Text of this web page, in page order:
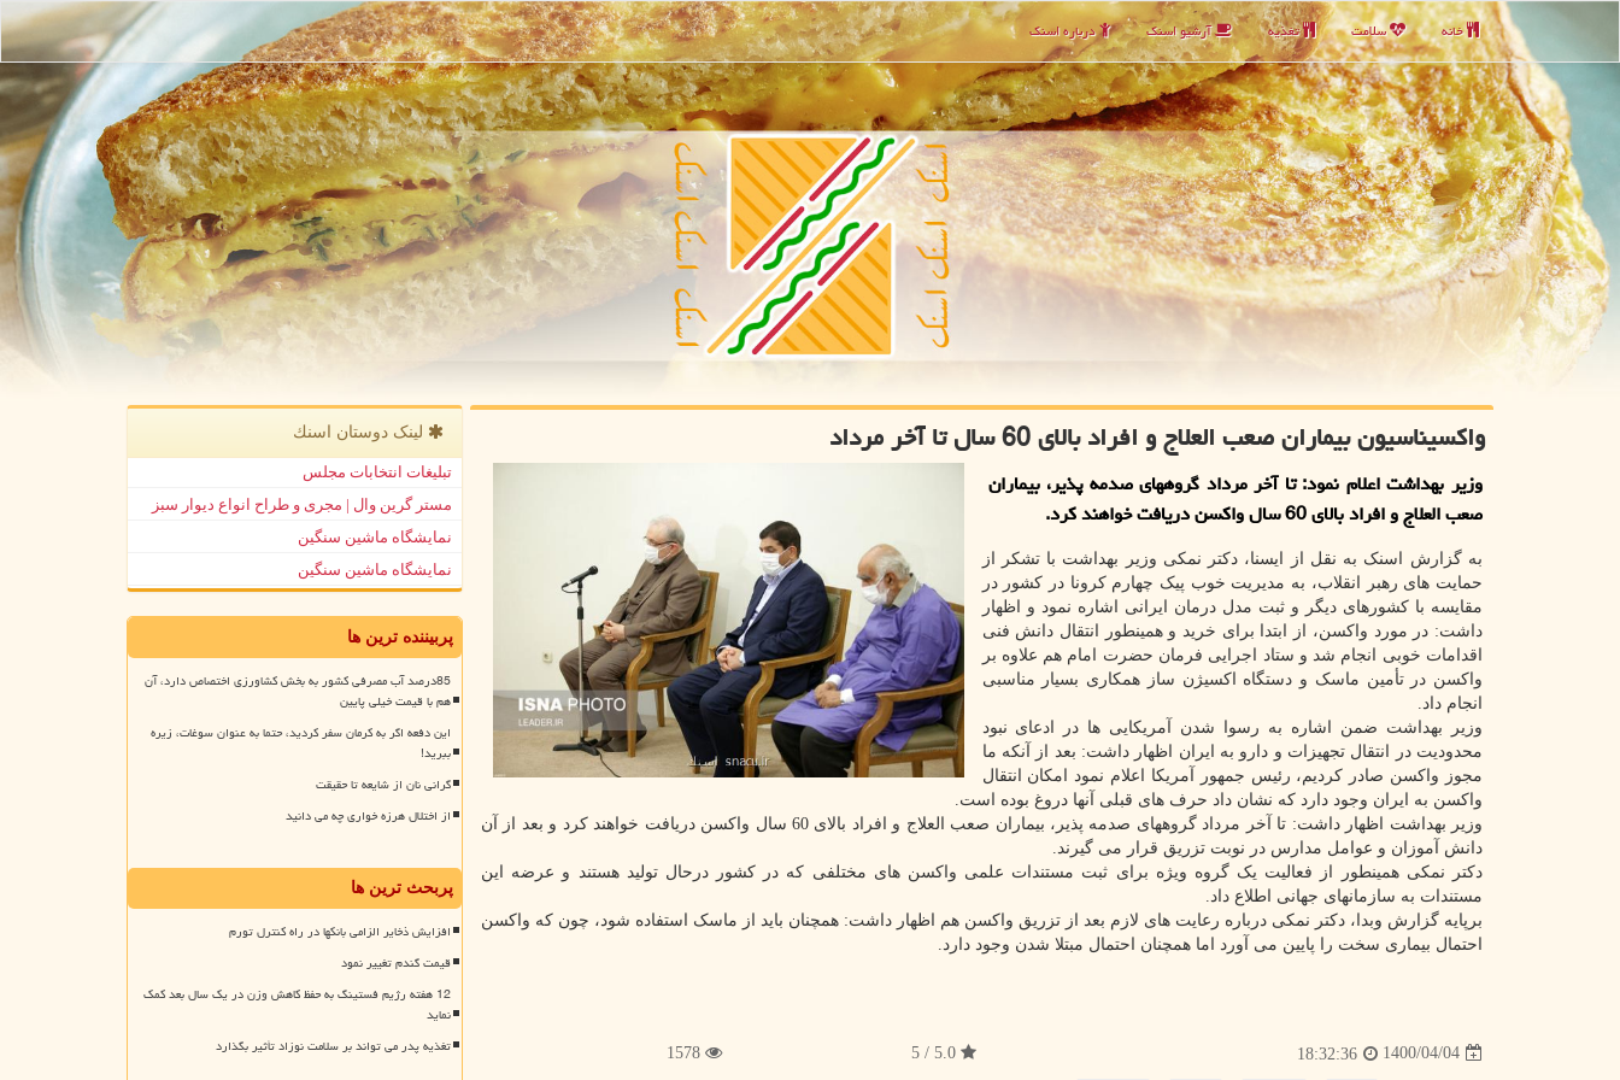
خانه سلامت تغذیه آرشیو اسنك درباره اسنك
واكسیناسیون بیماران صعب العلاج و افراد بالای 60 سال تا آخر مرداد
وزیر بهداشت اعلام نمود: تا آخر مرداد گروههای صدمه پذیر، بیماران
صعب العلاج و افراد بالای 60 سال واکسن دریافت خواهند کرد.
به گزارش اسنک به نقل از ایسنا، دکتر نمکی وزیر بهداشت با تشکر از
حمایت های رهبر انقلاب، به مدیریت خوب پیک چهارم کرونا در کشور در
مقایسه با کشورهای دیگر و ثبت مدل درمان ایرانی اشاره نمود و اظهار
داشت: در مورد واکسن، از ابتدا برای خرید و همینطور انتقال دانش فنی
اقدامات خوبی انجام شد و ستاد اجرایی فرمان حضرت امام هم علاوه بر
واکسن در تأمین ماسک و دستگاه اکسیژن ساز همکاری بسیار مناسبی
انجام داد.
وزیر بهداشت ضمن اشاره به رسوا شدن آمریکایی ها در ادعای نبود
محدودیت در انتقال تجهیزات و دارو به ایران اظهار داشت: بعد از آنکه ما
مجوز واکسن صادر کردیم، رئیس جمهور آمریکا اعلام نمود امکان انتقال
واکسن به ایران وجود دارد که نشان داد حرف های قبلی آنها دروغ بوده است.
وزیر بهداشت اظهار داشت: تا آخر مرداد گروههای صدمه پذیر، بیماران صعب العلاج و افراد بالای 60 سال واکسن دریافت خواهند کرد و بعد از آن
دانش آموزان و عوامل مدارس در نوبت تزریق قرار می گیرند.
دکتر نمکی همینطور از فعالیت یک گروه ویژه برای ثبت مستندات علمی واکسن های مختلفی که در کشور درحال تولید هستند و عرضه این
مستندات به سازمانهای جهانی اطلاع داد.
برپایه گزارش وبدا، دکتر نمکی درباره رعایت های لازم بعد از تزریق واکسن هم اظهار داشت: همچنان باید از ماسک استفاده شود، چون که واکسن
احتمال بیماری سخت را پایین می آورد اما همچنان احتمال مبتلا شدن وجود دارد.
1400/04/04
18:32:36
5.0 / 5
1578
لینک دوستان اسنك
تبلیغات انتخابات مجلس
مستر گرین وال | مجری و طراح انواع دیوار سبز
نمایشگاه ماشین سنگین
نمایشگاه ماشین سنگین
پربیننده ترین ها
85درصد آب مصرفی کشور به بخش کشاورزی اختصاص دارد، آن
هم با قیمت خیلی پایین
این دفعه اگر به کرمان سفر کردید، حتما به عنوان سوغات، زیره
ببرید!
گرانی نان از شایعه تا حقیقت
از اختلال هرزه خواری چه می دانید
پربحث ترین ها
افزایش ذخایر الزامی بانکها در راه کنترل تورم
قیمت گندم تغییر نمود
12 هفته رژیم فستینگ به حفظ کاهش وزن در یک سال بعد کمک
نماید
تغذیه پدر می تواند بر سلامت نوزاد تأثیر بگذارد